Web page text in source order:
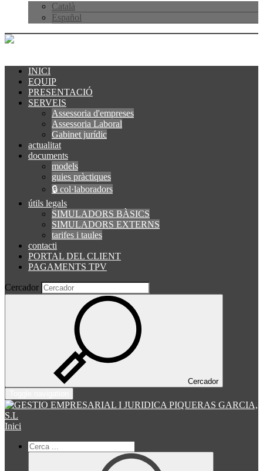
Català
Español
INICI
EQUIP
PRESENTACIÓ
SERVEIS
Assessoria d'empreses
Assessoria Laboral
Gabinet jurídic
actualitat
documents
models
guies pràctiques
🔒 col·laboradors
útils legals
SIMULADORS BÀSICS
SIMULADORS EXTERNS
tarifes i taules
contacti
PORTAL DEL CLIENT
PAGAMENTS TPV
Cercador
Cercador
Inici